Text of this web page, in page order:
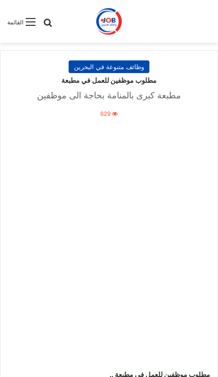
القائمةبحث عن
وظائف متنوعة في البحرين
مطلوب موظفين للعمل في مطبعة
مطبعة كبرى بالمنامة بحاجة الى موظفين
629
مطلوب موظفين للعمل في مطبعة ..